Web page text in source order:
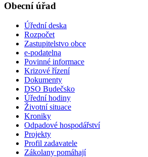
Obecní úřad
Úřední deska
Rozpočet
Zastupitelstvo obce
e-podatelna
Povinné informace
Krizové řízení
Dokumenty
DSO Budečsko
Úřední hodiny
Životní situace
Kroniky
Odpadové hospodářství
Projekty
Profil zadavatele
Zákolany pomáhají